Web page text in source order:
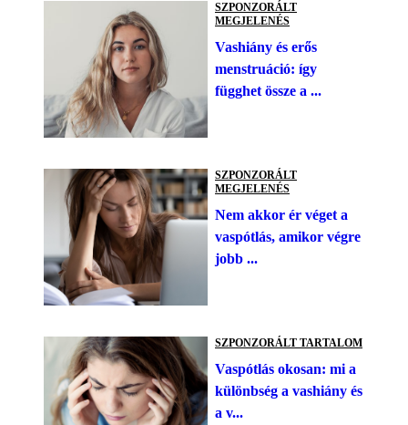
SZPONZORÁLT
MEGJELENÉS
Vashiány és erős
menstruáció: így
függhet össze a ...
SZPONZORÁLT
MEGJELENÉS
Nem akkor ér véget a
vaspótlás, amikor végre
jobb ...
SZPONZORÁLT TARTALOM
Vaspótlás okosan: mi a
különbség a vashiány és
a v...